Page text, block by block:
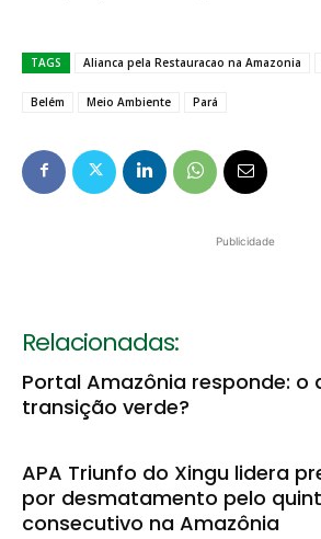
TAGS Alianca pela Restauracao na Amazonia
Belém Meio Ambiente Pará
Publicidade
Relacionadas:
Portal Amazônia responde: o
transição verde?
APA Triunfo do Xingu lidera
por desmatamento pelo
consecutivo na Amazônia